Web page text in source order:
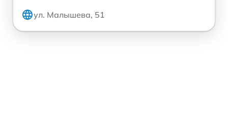
ул. Малышева, 51